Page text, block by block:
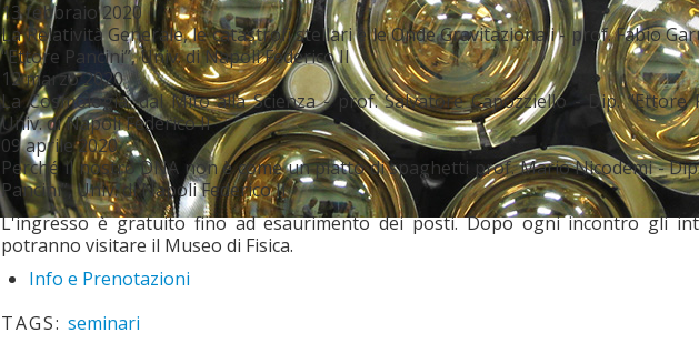
13 febbraio 2020
La Relatività Generale, le catastrofi stellari e le Onde Gravitazionali - prof. Fabio
“Ettore Pancini”, Univ. di Napoli Federico II
12 marzo 2020
La Cosmologia: dal Mito alla Scienza - prof. Salvatore Capozziello - Dip. “Ettore
Univ. di Napoli Federico II
09 aprile 2020
Perché il nostro DNA non è come un piatto di spaghetti prof. Mario Nicodemi -
Pancini”, Univ. di Napoli Federico II
L'ingresso è gratuito fino ad esaurimento dei posti. Dopo ogni incontro gli
potranno visitare il Museo di Fisica.
Info e Prenotazioni
TAGS:seminari